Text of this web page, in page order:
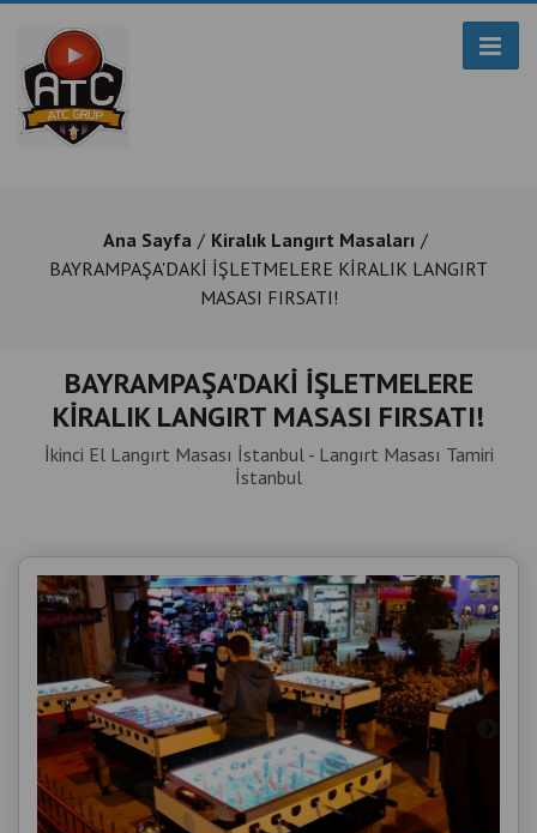
Ana Sayfa
Kiralık Langırt Masaları
BAYRAMPAŞA'DAKİ İŞLETMELERE KİRALIK LANGIRT
MASASI FIRSATI!
BAYRAMPAŞA'DAKİ İŞLETMELERE
KİRALIK LANGIRT MASASI FIRSATI!
İkinci El Langırt Masası İstanbul - Langırt Masası Tamiri
İstanbul